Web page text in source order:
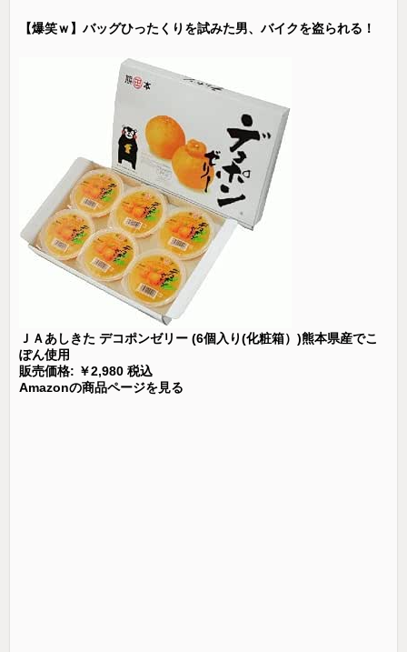
【爆笑ｗ】バッグひったくりを試みた男、バイクを盗られる！
ＪＡあしきた デコポンゼリー (6個入り(化粧箱）)熊本県産でこ
ぽん使用
販売価格: ￥2,980 税込
Amazonの商品ページを見る